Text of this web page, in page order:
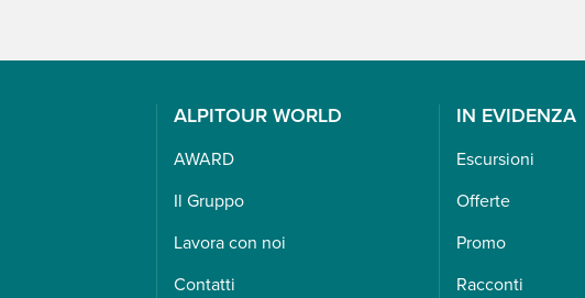
ALPITOUR WORLD
AWARD
Il Gruppo
Lavora con noi
Contatti
IN EVIDENZA
Escursioni
Offerte
Promo
Racconti